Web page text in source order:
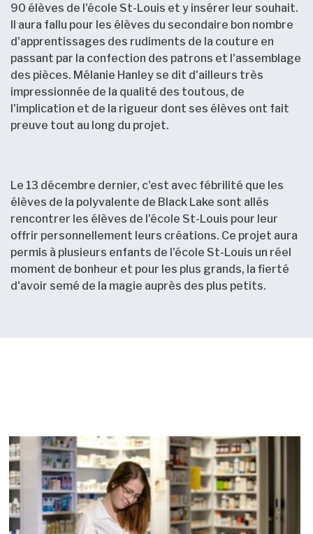
90 élèves de l'école St-Louis et y insérer leur souhait.
Il aura fallu pour les élèves du secondaire bon nombre
d'apprentissages des rudiments de la couture en
passant par la confection des patrons et l'assemblage
des pièces. Mélanie Hanley se dit d'ailleurs très
impressionnée de la qualité des toutous, de
l'implication et de la rigueur dont ses élèves ont fait
preuve tout au long du projet.
Le 13 décembre dernier, c'est avec fébrilité que les
élèves de la polyvalente de Black Lake sont allés
rencontrer les élèves de l'école St-Louis pour leur
offrir personnellement leurs créations. Ce projet aura
permis à plusieurs enfants de l'école St-Louis un réel
moment de bonheur et pour les plus grands, la fierté
d'avoir semé de la magie auprès des plus petits.